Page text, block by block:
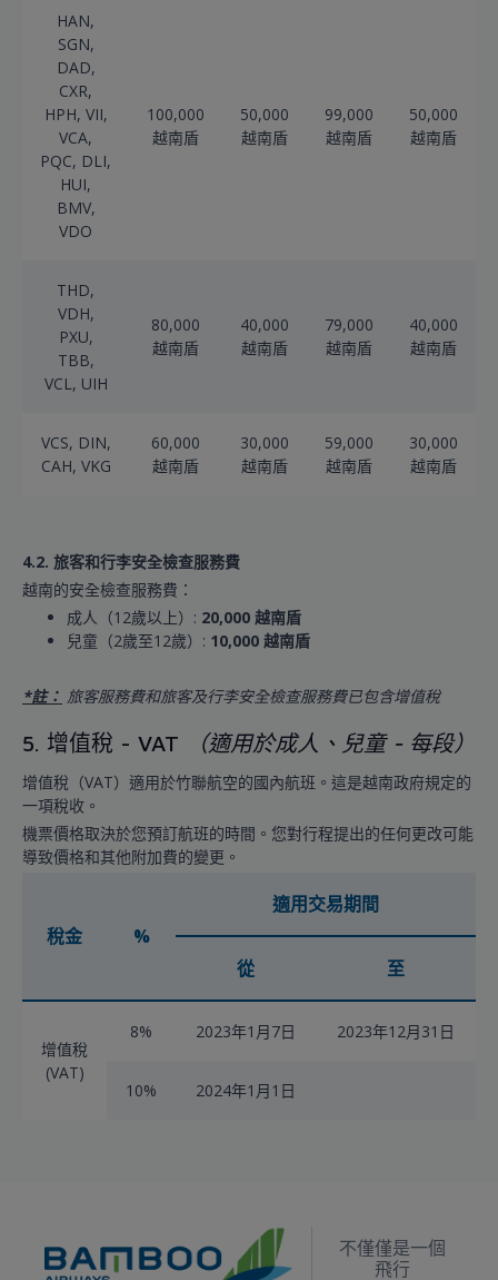
HAN,
SGN,
DAD,
CXR,
HPH, VII,
VCA,
PQC, DLI,
HUI,
BMV,
VDO
100,000
越南盾
50,000
越南盾
99,000
越南盾
50,000
越南盾
THD,
VDH,
PXU,
TBB,
VCL, UIH
80,000
越南盾
40,000
越南盾
79,000
越南盾
40,000
越南盾
VCS, DIN,
CAH, VKG
60,000
越南盾
30,000
越南盾
59,000
越南盾
30,000
越南盾
4.2. 旅客和行李安全檢查服務費
越南的安全檢查服務費：
成人（12歲以上）: 20,000 越南盾
兒童（2歲至12歲）: 10,000 越南盾
*註： 旅客服務費和旅客及行李安全檢查服務費已包含增值稅
5. 增值稅 - VAT （適用於成人、兒童 - 每段）
增值稅（VAT）適用於竹聯航空的國內航班。這是越南政府規定的
一項稅收。
機票價格取決於您預訂航班的時間。您對行程提出的任何更改可能
導致價格和其他附加費的變更。
稅金 %
適用交易期間
從 至
增值稅
(VAT)
8% 2023年1月7日 2023年12月31日
10% 2024年1月1日
不僅僅是一個
飛行